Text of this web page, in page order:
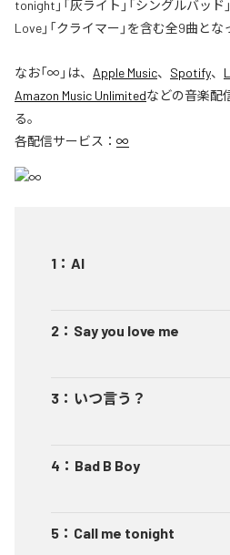
tonight」「灰ライト」「シングルバッド
Love」「クライマー」を含む全9曲とな
なお「∞ 」は、 Apple Music、 Spotify、
Amazon Music Unlimitedなどの音楽配
る。
各配信サービス： ∞
1 ： AI
2 ： Say you love me
3 ： いつ言う？
4 ： Bad B Boy
5 ： Call me tonight